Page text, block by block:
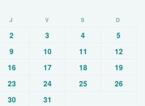
J V S D
2 3 4
5
9 10 11
12
16 17 18
19
23 24 25
26
30 31